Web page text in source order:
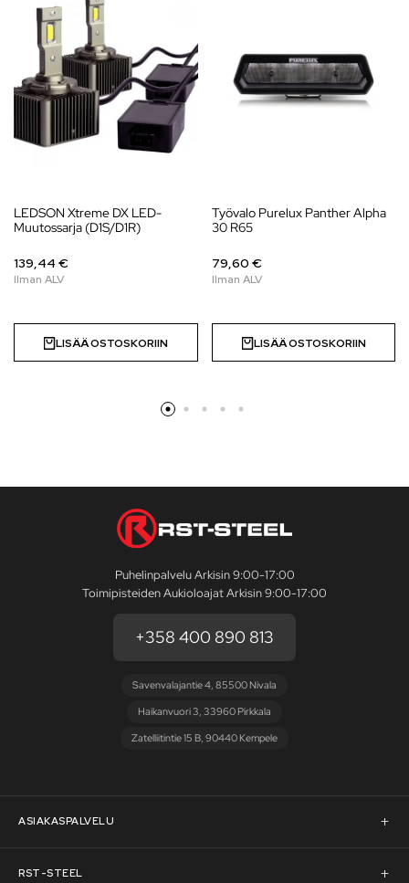
LEDSON Xtreme DX LED-
Muutossarja (D1S/D1R)
139,44 €
LISÄÄ OSTOSKORIIN
Työvalo Purelux Panther Alpha
30 R65
79,60 €
LISÄÄ OSTOSKORIIN
Puhelinpalvelu Arkisin 9:00-17:00
Toimipisteiden Aukioloajat Arkisin 9:00-17:00
+358 400 890 813
Savenvalajantie 4, 85500 Nivala
Haikanvuori 3, 33960 Pirkkala
Zatelliitintie 15 B, 90440 Kempele
ASIAKASPALVELU
Asiakaspalvelu
RST-STEEL